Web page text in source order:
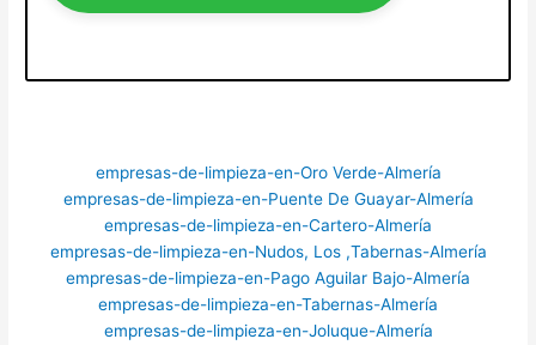
empresas-de-limpieza-en-Oro Verde-Almería
empresas-de-limpieza-en-Puente De Guayar-Almería
empresas-de-limpieza-en-Cartero-Almería
empresas-de-limpieza-en-Nudos, Los ,Tabernas-Almería
empresas-de-limpieza-en-Pago Aguilar Bajo-Almería
empresas-de-limpieza-en-Tabernas-Almería
empresas-de-limpieza-en-Joluque-Almería